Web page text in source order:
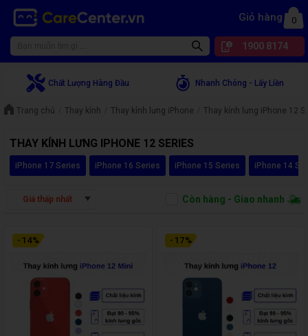
Giỏ hàng 0
1900 8174
Chất Lượng Hàng Đầu Nhanh Chóng - Lấy Liền
Trang chủ Thay kính Thay kính lưng iPhone Thay kính lưng iPhone 12
THAY KÍNH LƯNG IPHONE 12 SERIES
iPhone 17 Series iPhone 16 Series iPhone 15 Series iPhone 14
Giá thấp nhất Còn hàng - Giao nhanh
- 14% - 17%